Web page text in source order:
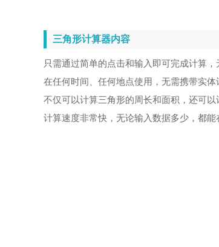
三角形计算器内容
只需通过简单的点击和输入即可完成计算，
在任何时间、任何地点使用，无需携带实
不仅可以计算三角形的周长和面积，还可
计算速度非常快，无论输入数据多少，都